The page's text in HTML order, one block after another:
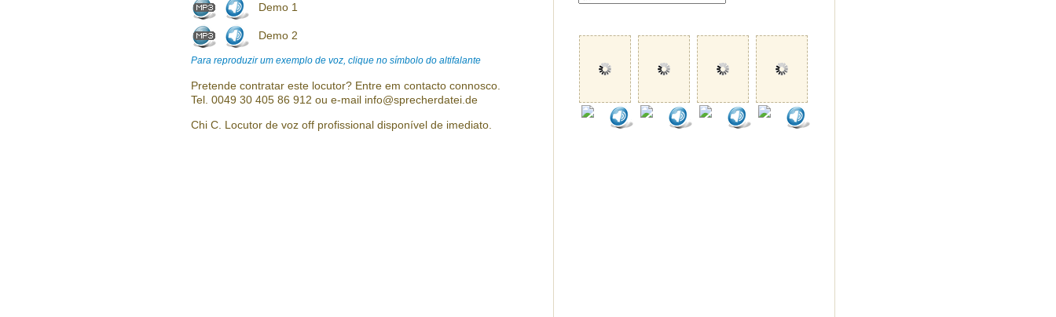
Demo 1
Demo 2
Para reproduzir um exemplo de voz, clique no símbolo do altifalante
Pretende contratar este locutor? Entre em contacto connosco.
Tel. 0049 30 405 86 912 ou e-mail info@sprecherdatei.de
Chi C. Locutor de voz off profissional disponível de imediato.